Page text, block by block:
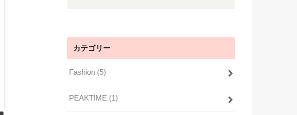
2020年 4月月11日午後8時49分PDT
カテゴリー
Fashion (5)
PEAKTIME (1)